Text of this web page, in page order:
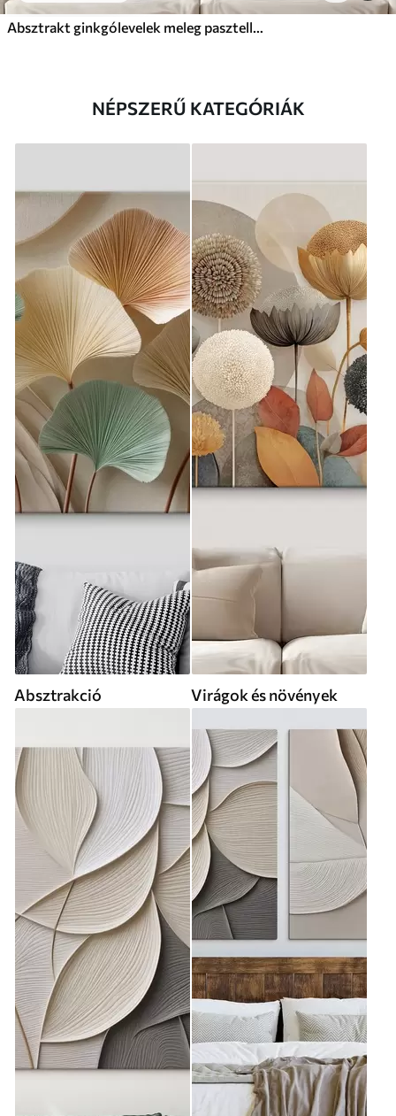
Absztrakt ginkgólevelek meleg pasztell színekben
NÉPSZERŰ KATEGÓRIÁK
Absztrakció Virágok és növények